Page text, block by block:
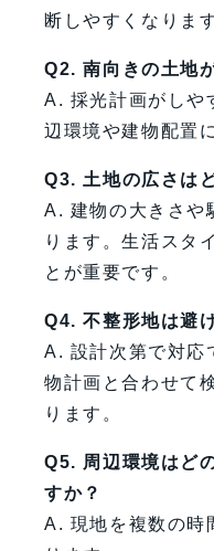
断しやすくなります
Q2. 南向きの土地
A. 採光計画がしや
辺環境や建物配置
Q3. 土地の広さは
A. 建物の大きさや
ります。生活スタ
とが重要です。
Q4. 不整形地は避
A. 設計次第で対応
物計画と合わせて
ります。
Q5. 周辺環境はど
すか？
A. 現地を複数の時